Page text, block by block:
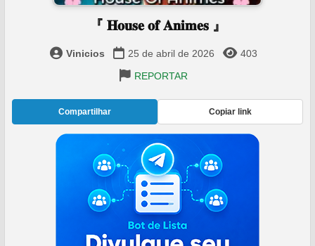
『 𝐇𝐨𝐮𝐬𝐞 𝐨𝐟 𝐀𝐧𝐢𝐦𝐞𝐬 』
Vinicios 25 de abril de 2026
403
REPORTAR
Compartilhar Copiar link